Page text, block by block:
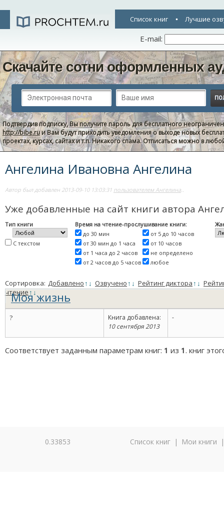
Список книг Лучшие
E-mail:
Скачайте сотни оформленных
Подтвердив подписку, Вы получите пароль для бесплатного
http://bibe.ruи Вам будут приходить уведомления о выходе новых
проектах, курсах, сайтах и т.п. Никакого спама. Отписаться можно в
Ангелина Ивановна Ангелина
Автор был добавлен 2013-09-10 13:03:31 пользователем Ангелина..
Уже добавленные на сайт книги автора
Тип книги
С текстом
Время на чтение-прослушивание книги:
до 30 мин
от 30 мин до 1 часа
от 1 часа до 2 часов
от 2 часов до 5 часов
от 5 до 10 часов
от 10 часов
не определено
любое
Сортировка: Добавлено↑ ↓ Озвучено↑ ↓ Рейтинг диктора↑ ↓
чтение↑↓
Моя жизнь
?
Книга добавлена:
10 сентября 2013
-
Соответствует заданным параметрам книг: 1 из 1. книг
0.33853 Список книг | Мои книги |